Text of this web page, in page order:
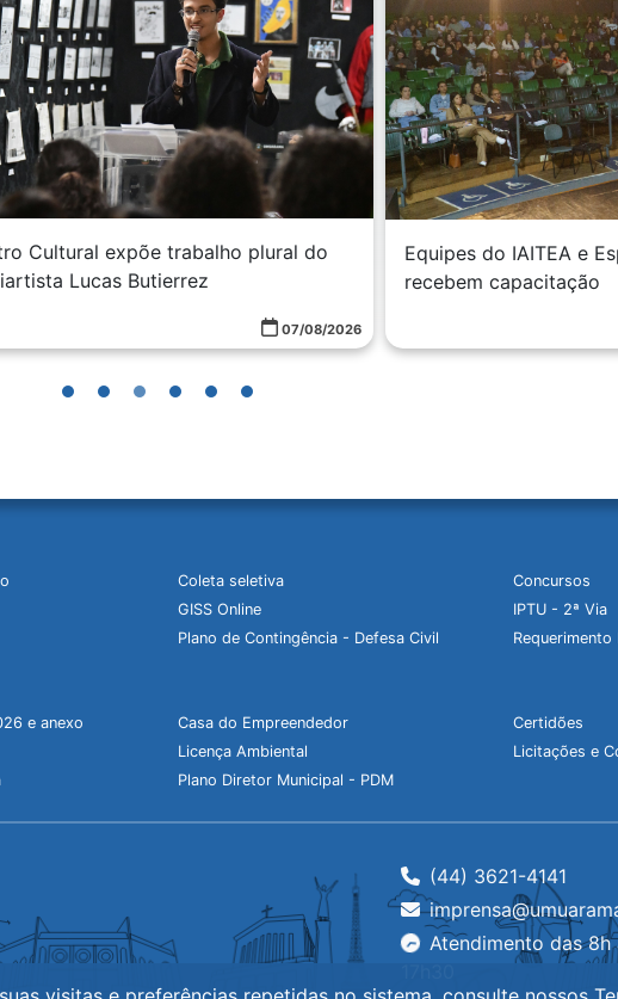
Cultural expõe trabalho plural do
Lucas Butierrez
07/08/2026
Equipes do IAITEA e
recebem capacitação
Coleta seletiva
Concursos
GISS Online
IPTU - 2ª Via
Plano de Contingência - Defesa Civil Requerimento
e anexo Casa do Empreendedor
Certidões
Licença Ambiental
Licitações e
Plano Diretor Municipal - PDM
(44) 3621-4141
Atendimento das 8h